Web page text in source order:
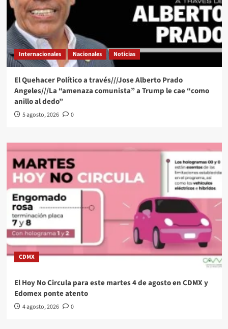
Internacionales Nacionales Noticias
El Quehacer Político a través///Jose Alberto Prado
Angeles///La “amenaza comunista” a Trump le cae “como
anillo al dedo”
5 agosto, 2026 0
CDMX
El Hoy No Circula para este martes 4 de agosto en CDMX y
Edomex ponte atento
4 agosto, 2026 0